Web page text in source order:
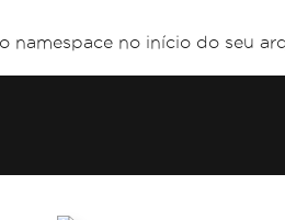
namespace no início do seu